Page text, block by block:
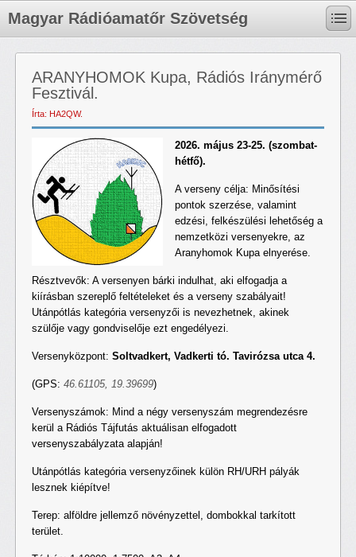
Magyar Rádióamatőr Szövetség
ARANYHOMOK Kupa, Rádiós Iránymérő
Fesztivál.
Írta: HA2QW.
2026. május 23-25. (szombat-
hétfő).
A verseny célja: Minősítési
pontok szerzése, valamint
edzési, felkészülési lehetőség a
nemzetközi versenyekre, az
Aranyhomok Kupa elnyerése.
Résztvevők: A versenyen bárki indulhat, aki elfogadja a
kiírásban szereplő feltételeket és a verseny szabályait!
Utánpótlás kategória versenyzői is nevezhetnek, akinek
szülője vagy gondviselője ezt engedélyezi.
Versenyközpont: Soltvadkert, Vadkerti tó. Tavirózsa utca 4.
(GPS: 46.61105, 19.39699)
Versenyszámok: Mind a négy versenyszám megrendezésre
kerül a Rádiós Tájfutás aktuálisan elfogadott
versenyszabályzata alapján!
Utánpótlás kategória versenyzőinek külön RH/URH pályák
lesznek kiépítve!
Terep: alföldre jellemző növényzettel, dombokkal tarkított
terület.